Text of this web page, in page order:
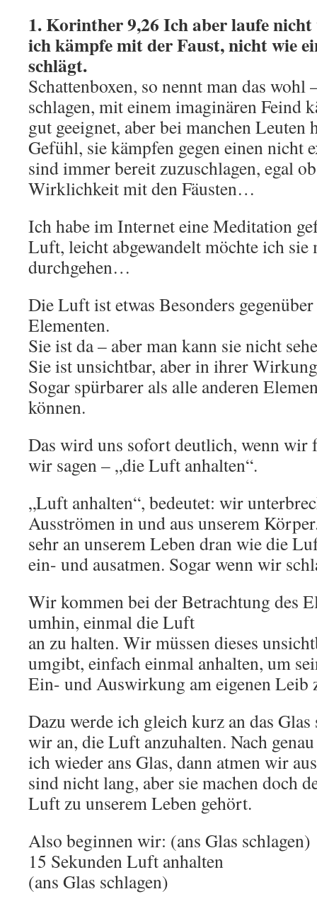
1. Korinther 9,26 Ich aber laufe nicht
ich kämpfe mit der Faust, nicht wie
schlägt.
Schattenboxen, so nennt man das
schlagen, mit einem imaginären Feind
gut geeignet, aber bei manchen Leuten
Gefühl, sie kämpfen gegen einen nicht
sind immer bereit zuzuschlagen, egal
Wirklichkeit mit den Fäusten…
Ich habe im Internet eine Meditation
Luft, leicht abgewandelt möchte ich sie
durchgehen…
Die Luft ist etwas Besonders
Elementen.
Sie ist da – aber man kann sie nicht
Sie ist unsichtbar, aber in ihrer
Sogar spürbarer als alle anderen
können.
Das wird uns sofort deutlich, wenn wir
wir sagen – „die Luft anhalten“.
„Luft anhalten“, bedeutet: wir
Ausströmen in und aus unserem
sehr an unserem Leben dran wie die
ein- und ausatmen. Sogar wenn wir
Wir kommen bei der Betrachtung des
umhin, einmal die Luft
an zu halten. Wir müssen dieses
umgibt, einfach einmal anhalten, um
Ein- und Auswirkung am eigenen Leib
Dazu werde ich gleich kurz an das Glas
wir an, die Luft anzuhalten. Nach
ich wieder ans Glas, dann atmen wir
sind nicht lang, aber sie machen doch
Luft zu unserem Leben gehört.
Also beginnen wir: (ans Glas schlagen)
15 Sekunden Luft anhalten
(ans Glas schlagen)